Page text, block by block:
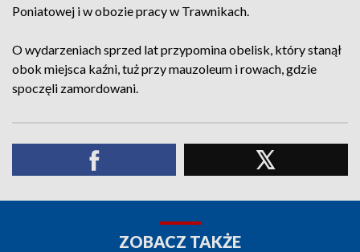
Poniatowej i w obozie pracy w Trawnikach.
O wydarzeniach sprzed lat przypomina obelisk, który stanął
obok miejsca kaźni, tuż przy mauzoleum i rowach, gdzie
spoczęli zamordowani.
ZOBACZ TAKŻE